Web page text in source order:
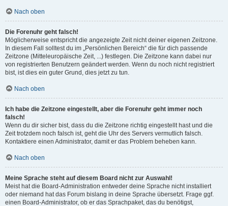
Nach oben
Die Forenuhr geht falsch!
Möglicherweise entspricht die angezeigte Zeit nicht deiner eigenen Zeitzone.
In diesem Fall solltest du im „Persönlichen Bereich“ die für dich passende
Zeitzone (Mitteleuropäische Zeit, ...) festlegen. Die Zeitzone kann dabei nur
von registrierten Benutzern geändert werden. Wenn du noch nicht registriert
bist, ist dies ein guter Grund, dies jetzt zu tun.
Nach oben
Ich habe die Zeitzone eingestellt, aber die Forenuhr geht immer noch
falsch!
Wenn du dir sicher bist, dass du die Zeitzone richtig eingestellt hast und die
Zeit trotzdem noch falsch ist, geht die Uhr des Servers vermutlich falsch.
Kontaktiere einen Administrator, damit er das Problem beheben kann.
Nach oben
Meine Sprache steht auf diesem Board nicht zur Auswahl!
Meist hat die Board-Administration entweder deine Sprache nicht installiert
oder niemand hat das Forum bislang in deine Sprache übersetzt. Frage ggf.
einen Board-Administrator, ob er das Sprachpaket, das du benötigst,